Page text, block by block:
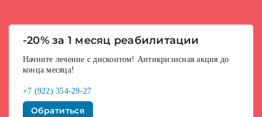
-20% за 1 месяц реабилитации
Начните лечение с дисконтом! Антикризисная акция до
конца месяца!
+7 (922) 354-29-27
Обратиться